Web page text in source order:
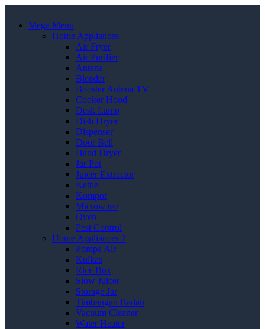
Mega Menu
Home Appliances
Air Fryer
Air Purifier
Antena
Blender
Booster Antena TV
Cooker Hood
Desk Lamp
Dish Dryer
Dispenser
Door Bell
Hand Dryer
Jar Pot
Juicer Extractor
Kettle
Kompor
Microwave
Oven
Pest Control
Home Appliances 2
Pompa Air
Kulkas
Rice Box
Slow Juicer
Storage Jar
Timbangan Badan
Vacuum Cleaner
Water Heater